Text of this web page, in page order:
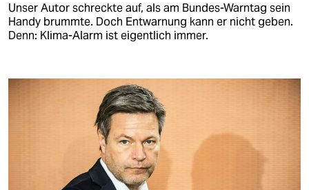
Unser Autor schreckte auf, als am Bundes-Warntag sein
Handy brummte. Doch Entwarnung kann er nicht geben.
Denn: Klima-Alarm ist eigentlich immer.